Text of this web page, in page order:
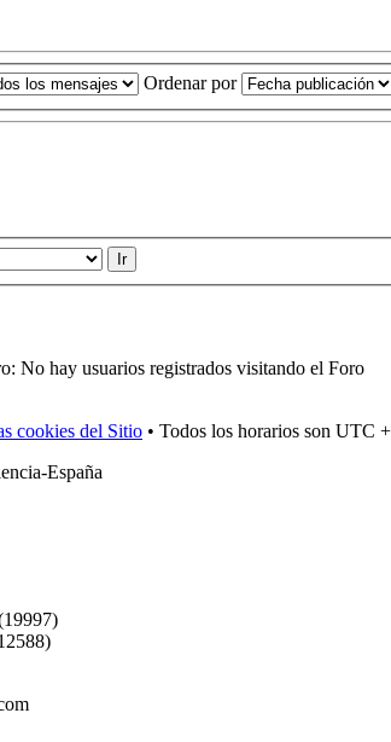
Ordenar por
No hay usuarios registrados visitando el Foro
cookies del Sitio • Todos los horarios son UTC
España